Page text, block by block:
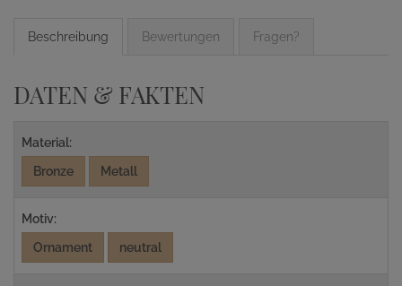
Beschreibung Bewertungen Fragen?
DATEN & FAKTEN
Material:
Bronze
Metall
Motiv:
Ornament
neutral